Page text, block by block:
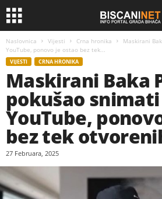
Naslovnica Vijesti Crna hronika
Maskirani
YouTube, ponovo je ostao bez tek...
VIJESTI CRNA HRONIKA
Maskirani Baka
pokušao snimati
YouTube,
bez tek
27 Februara, 2025